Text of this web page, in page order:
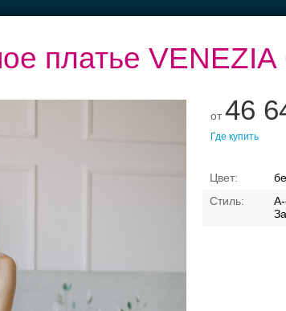
платье VENEZIA
от46
Где купить
А-
Ваш безупречный
Банкет